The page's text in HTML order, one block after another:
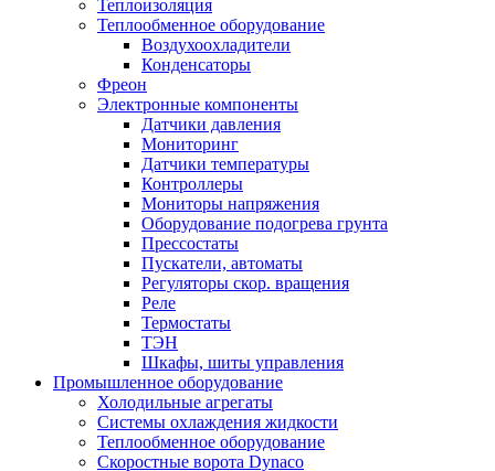
Теплоизоляция
Теплообменное оборудование
Воздухоохладители
Конденсаторы
Фреон
Электронные компоненты
Датчики давления
Мониторинг
Датчики температуры
Контроллеры
Мониторы напряжения
Оборудование подогрева грунта
Прессостаты
Пускатели, автоматы
Регуляторы скор. вращения
Реле
Термостаты
ТЭН
Шкафы, шиты управления
Промышленное оборудование
Холодильные агрегаты
Системы охлаждения жидкости
Теплообменное оборудование
Скоростные ворота Dynaco